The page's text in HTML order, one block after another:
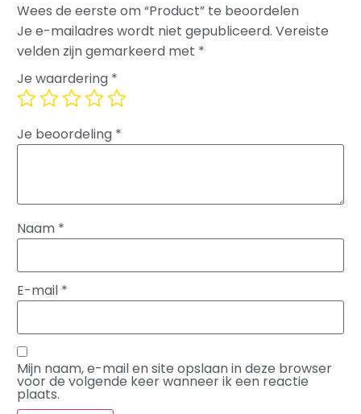
Wees de eerste om “Product” te beoordelen
Je e-mailadres wordt niet gepubliceerd. Vereiste
velden zijn gemarkeerd met *
Je waardering *
Je beoordeling *
Naam *
E-mail *
Mijn naam, e-mail en site opslaan in deze browser
voor de volgende keer wanneer ik een reactie
plaats.